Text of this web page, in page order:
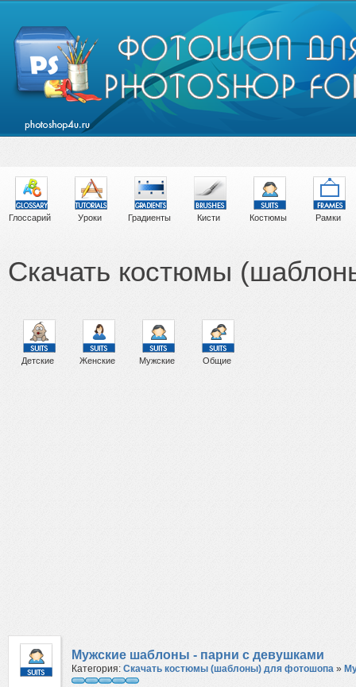
Глоссарий Уроки Градиенты Кисти Костюмы Рамки
Скачать костюмы
Детские Женские Мужские Общие
Мужские шаблоны - парни с девушками
Категория: Скачать костюмы (шаблоны) для фотошопа »